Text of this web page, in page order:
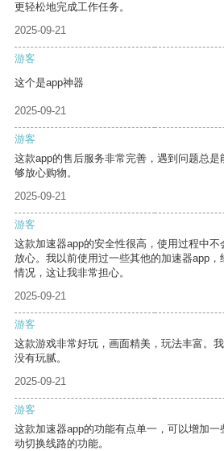
更轻松地完成工作任务。
2025-09-21
游客
这个是app神器
2025-09-21
游客
这款app的售后服务非常完善，遇到问题总
够放心购物。
2025-09-21
游客
这款加速器app的安全性很高，使用过程中
放心。我以前使用过一些其他的加速器app
情况，这让我非常担心。
2025-09-21
游客
这款游戏非常好玩，画面精美，玩法丰富。
没有玩腻。
2025-09-21
游客
这款加速器app的功能有点单一，可以增加一
动切换线路的功能。